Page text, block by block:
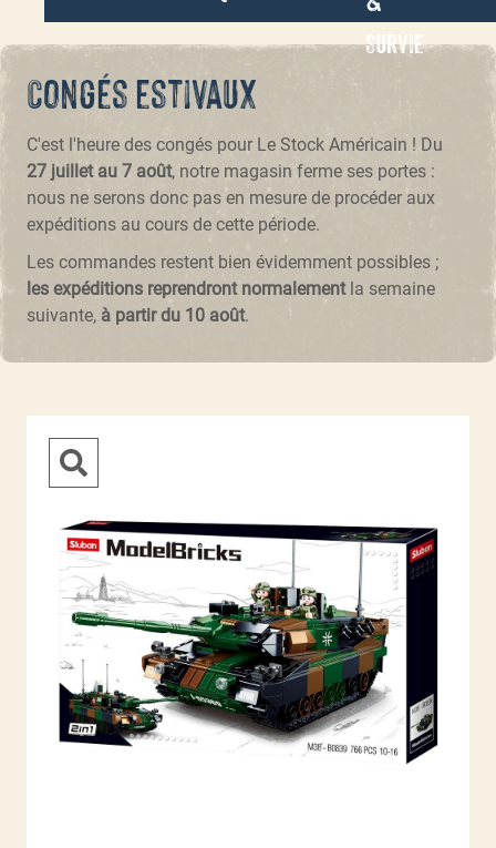
Survie
Congés estivaux
C'est l'heure des congés pour Le Stock Américain ! Du
27 juillet au 7 août, notre magasin ferme ses portes :
nous ne serons donc pas en mesure de procéder aux
expéditions au cours de cette période.
Les commandes restent bien évidemment possibles ;
les expéditions reprendront normalementla semaine
suivante, à partir du 10 août.